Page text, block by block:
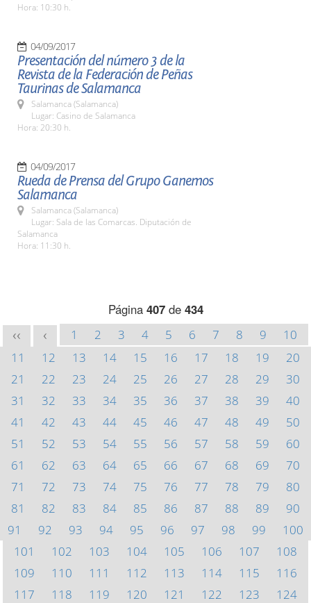
Hora: 10:30 h.
04/09/2017
Presentación del número 3 de la
Revista de la Federación de Peñas
Taurinas de Salamanca
Salamanca (Salamanca)
Lugar: Casino de Salamanca
Hora: 20:30 h.
04/09/2017
Rueda de Prensa del Grupo Ganemos
Salamanca
Salamanca (Salamanca)
Lugar: Sala de las Comarcas. Diputación de
Salamanca
Hora: 11:30 h.
Página 407de 434
<< < 1 2 3 4 5 6 7 8 9
10
11
12 13 14 15 16 17 18 19
20
21
22 23 24 25 26 27 28 29
30
31
32 33 34 35 36 37 38 39
40
41
42 43 44 45 46 47 48 49
50
51
52 53 54 55 56 57 58 59
60
61
62 63 64 65 66 67 68 69
70
71
72 73 74 75 76 77 78 79
80
81
82 83 84 85 86 87 88 89
90
91
92 93 94 95 96 97 98 99
100
101
102 103 104 105 106 107
108
109
110 111 112 113 114 115
116
117
118 119 120 121 122 123
124